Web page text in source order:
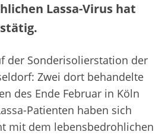
Lassa-Virus hat
der Sonderisolierstation der
Zwei dort behandelte
des Ende Februar in Köln
Patienten haben sich
mit dem lebensbedrohlichen